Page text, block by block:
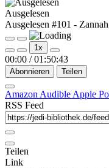
Ausgelesen
Ausgelesen #101 -
Play
Episode
Pause
Episode
1x
00:00 / 01:50:43
Abonnieren Teilen
Amazon Audible Apple
RSS Feed
Teilen
Link